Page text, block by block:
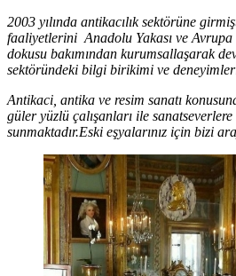
2003 yılında antikacılık sektörüne
faaliyetlerini Anadolu Yakası ve Avrupa
dokusu bakımından kurumsallaşarak
sektöründeki bilgi birikimi ve
Antikaci, antika ve resim sanatı
güler yüzlü çalışanları ile
sunmaktadır.Eski eşyalarınız için bizi